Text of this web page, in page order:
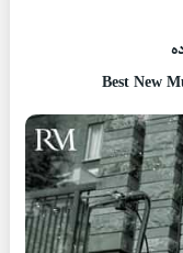
Best New